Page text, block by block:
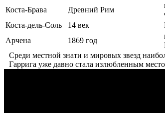
Коста-Брава
Древний Рим
Коста-дель-Соль
14 век
Арчена
1869 год
Среди местной знати и мировых звезд
Гаррига уже давно стала излюбленным